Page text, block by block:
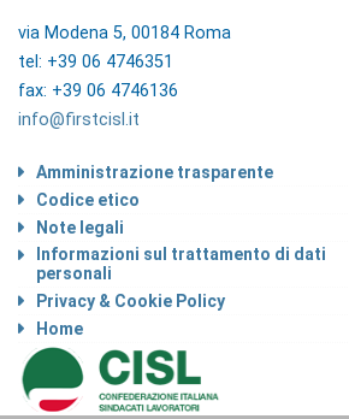
via Modena 5, 00184 Roma
tel: +39 06 4746351
fax: +39 06 4746136
info@firstcisl.it
Amministrazione trasparente
Codice etico
Note legali
Informazioni sul trattamento di dati
personali
Privacy & Cookie Policy
Home